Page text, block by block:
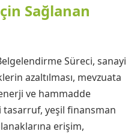
Sağlanan
Süreci, sanayi
azaltılması, mevzuata
ve hammadde
yeşil finansman
erişim,